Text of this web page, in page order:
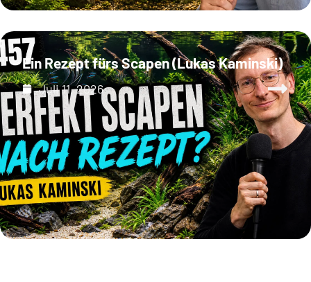
Ein Rezept fürs Scapen (Lukas Kaminski)
Juli 11, 2026